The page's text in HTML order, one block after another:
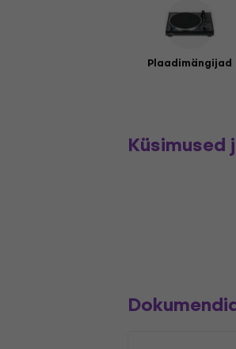
Plaadimängijad